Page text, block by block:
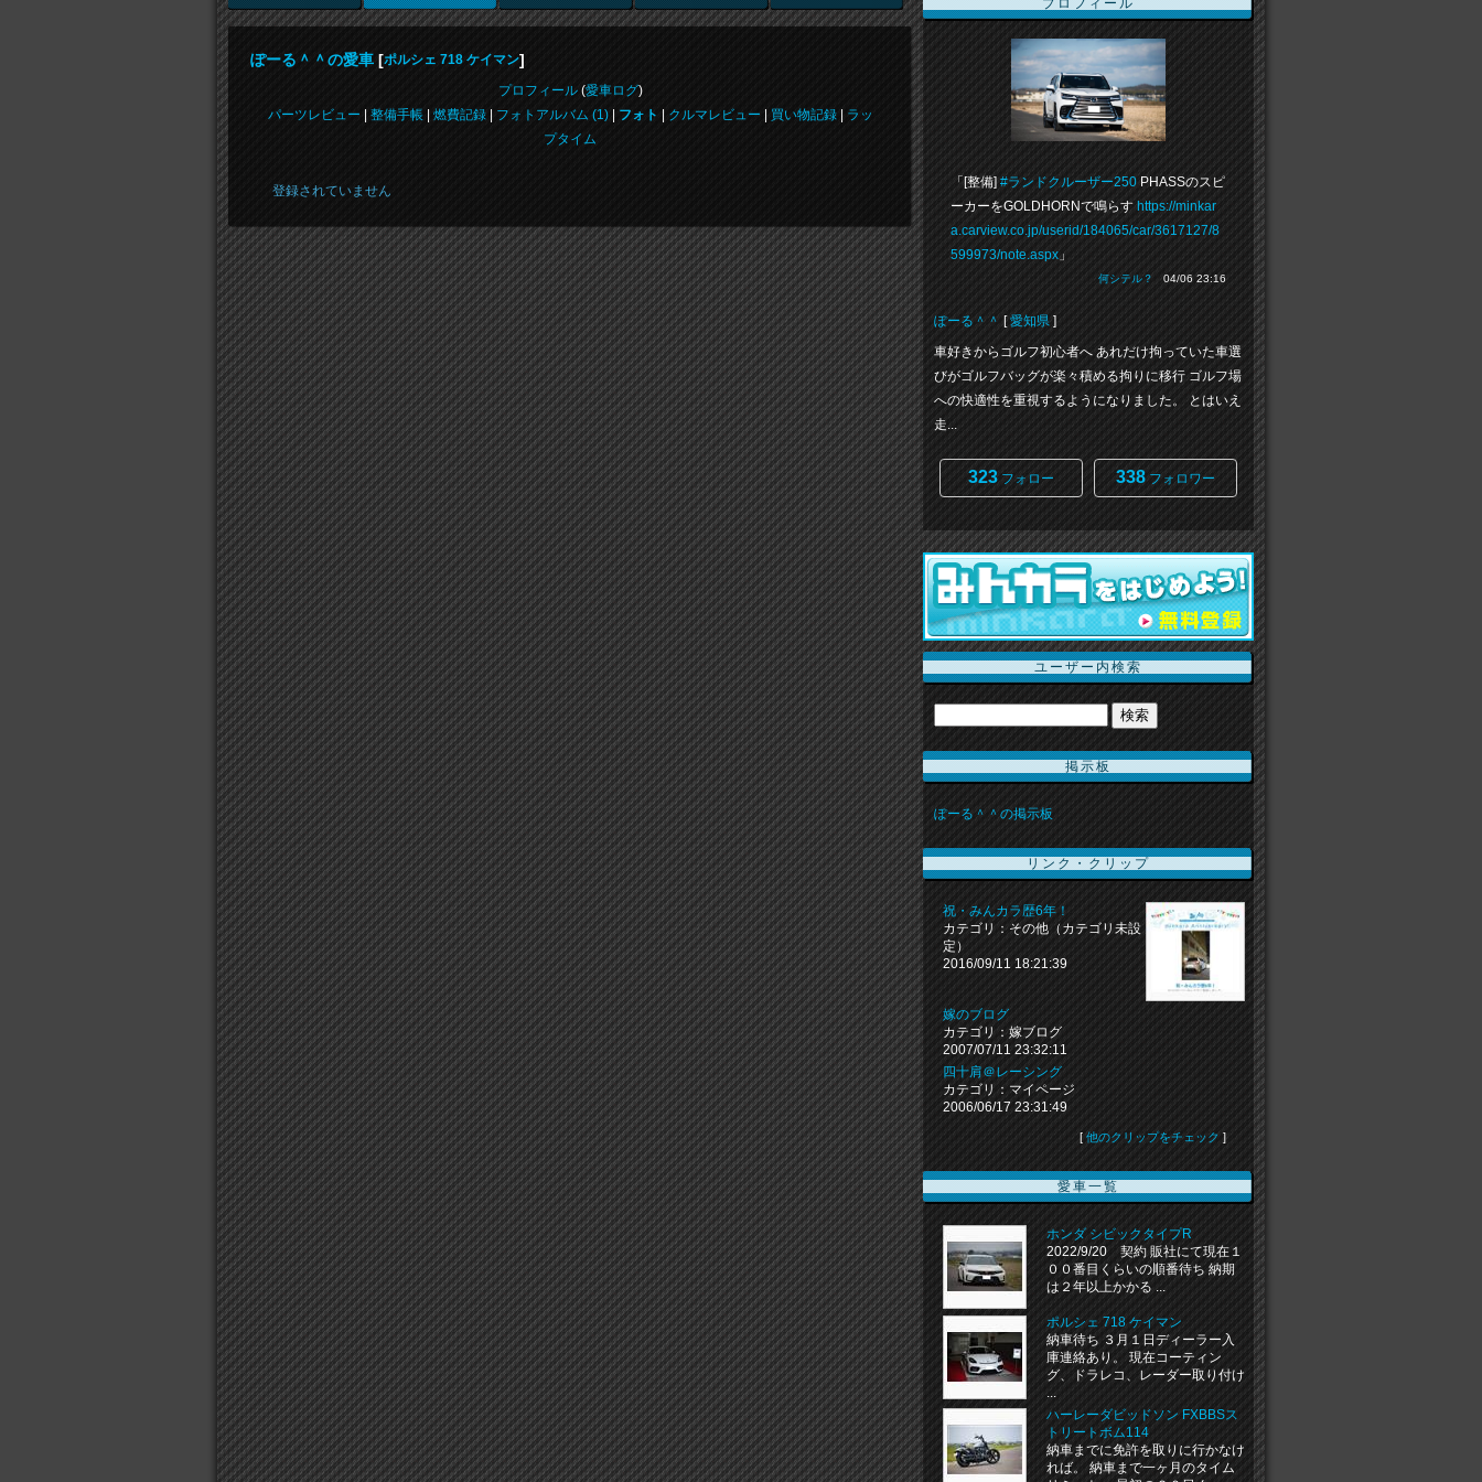
ぽーる＾＾の愛車 [ポルシェ 718 ケイマン]
プロフィール(愛車ログ)
パーツレビュー
整備手帳| 燃費記録| フォトアルバム (1)| フォト クルマレビュー 買い物記録|
ラッ
プタイム
登録されていません
プロフィール
「[整備] #ランドクルーザー250 PHASSのスピ
ーカーをGOLDHORNで鳴らす https://minkar
a.carview.co.jp/userid/184065/car/3617127/8
599973/note.aspx」
何シテル？ 04/06 23:16
ぽーる＾＾ [愛知県]
車好きからゴルフ初心者へ あれだけ拘っていた車選
びがゴルフバッグが楽々積める拘りに移行 ゴルフ場
への快適性を重視するようになりました。 とはいえ
走...
323フォロー 338フォロワー
ユーザー内検索
掲示板
ぽーる＾＾の掲示板
リンク・クリップ
祝・みんカラ歴6年！
カテゴリ：その他（カテゴリ未設
定）
2016/09/11 18:21:39
嫁のブログ
カテゴリ：嫁ブログ
2007/07/11 23:32:11
四十肩＠レーシング
カテゴリ：マイページ
2006/06/17 23:31:49
[ 他のクリップをチェック ]
愛車一覧
ホンダ シビックタイプR
2022/9/20 契約 販社にて現在１
００番目くらいの順番待ち 納期
は２年以上かかる ...
ポルシェ 718 ケイマン
納車待ち ３月１日ディーラー入
庫連絡あり。 現在コーティン
グ、ドラレコ、レーダー取り付け
...
ハーレーダビッドソン FXBBSス
トリートボム114
納車までに免許を取りに行かなけ
れば。 納車まで一ヶ月のタイム